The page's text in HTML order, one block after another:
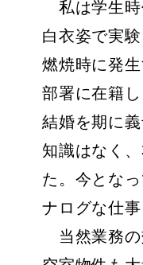
私は学生時
白衣姿で実
燃焼時に発
部署に在籍し
結婚を期に
知識はなく
た。今とな
ナログな仕事
当然業務の